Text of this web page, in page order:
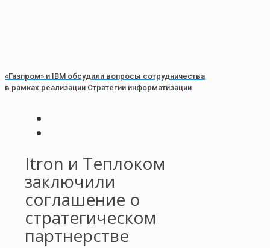
«Газпром» и IBM обсудили вопросы сотрудничества
в рамках реализации Стратегии информатизации
Itron и Теплоком
заключили
соглашение о
стратегическом
партнерстве